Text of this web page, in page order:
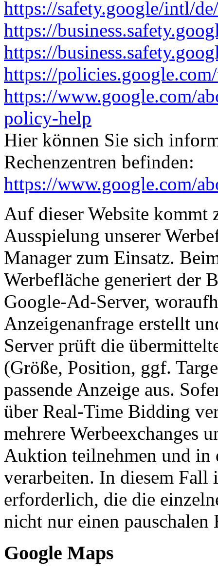
https://safety.google/intl/
https://
https://
https://
https://www.google.com/
policy-help
Hier können Sie sich
Rechenzentren befinden:
https://www.google.com/
Auf dieser Website kommt
Ausspielung unserer
Manager zum Einsatz.
Werbefläche generiert der
Google-Ad-Server,
Anzeigenanfrage erstellt
Server prüft die
(Größe, Position, ggf.
passende Anzeige aus.
über Real-Time Bidding
mehrere Werbeexchanges
Auktion teilnehmen und in
verarbeiten. In diesem
erforderlich, die die
nicht nur einen
Google Maps